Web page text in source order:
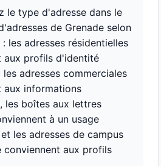
le type d'adresse dans le
de Grenade selon
les adresses résidentielles
aux profils d'identité
les adresses commerciales
aux informations
les boîtes aux lettres
à un usage
les adresses de campus
conviennent aux profils